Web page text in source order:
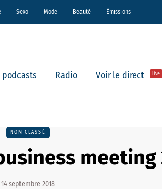
Sexo Mode Beauté Émissions
podcasts Radio Voir le direct live
NON CLASSÉ
meeting
14 septembre 2018